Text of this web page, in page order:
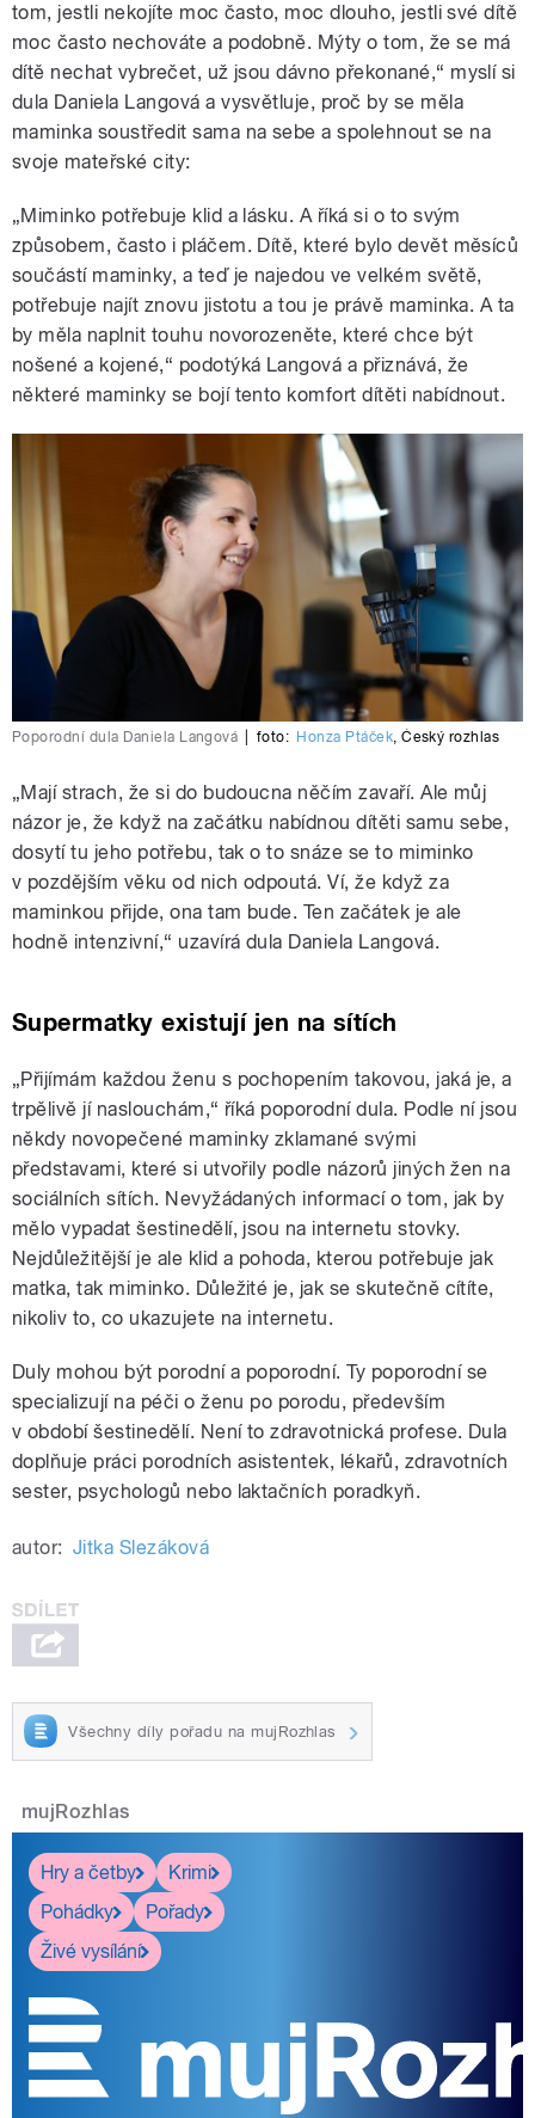
tom, jestli nekojíte moc často, moc dlouho, jestli své dítě
moc často nechováte a podobně. Mýty o tom, že se má
dítě nechat vybrečet, už jsou dávno překonané,“ myslí si
dula Daniela Langová a vysvětluje, proč by se měla
maminka soustředit sama na sebe a spolehnout se na
svoje mateřské city:
„Miminko potřebuje klid a lásku. A říká si o to svým
způsobem, často i pláčem. Dítě, které bylo devět měsíců
součástí maminky, a teď je najedou ve velkém světě,
potřebuje najít znovu jistotu a tou je právě maminka. A ta
by měla naplnit touhu novorozeněte, které chce být
nošené a kojené,“ podotýká Langová a přiznává, že
některé maminky se bojí tento komfort dítěti nabídnout.
Poporodní dula Daniela Langová foto: Honza Ptáček,Český rozhlas
„Mají strach, že si do budoucna něčím zavaří. Ale můj
názor je, že když na začátku nabídnou dítěti samu sebe,
dosytí tu jeho potřebu, tak o to snáze se to miminko
v pozdějším věku od nich odpoutá. Ví, že když za
maminkou přijde, ona tam bude. Ten začátek je ale
hodně intenzivní,“ uzavírá dula Daniela Langová.
Supermatky existují jen na sítích
„Přijímám každou ženu s pochopením takovou, jaká je, a
trpělivě jí naslouchám,“ říká poporodní dula. Podle ní jsou
někdy novopečené maminky zklamané svými
představami, které si utvořily podle názorů jiných žen na
sociálních sítích. Nevyžádaných informací o tom, jak by
mělo vypadat šestinedělí, jsou na internetu stovky.
Nejdůležitější je ale klid a pohoda, kterou potřebuje jak
matka, tak miminko. Důležité je, jak se skutečně cítíte,
nikoliv to, co ukazujete na internetu.
Duly mohou být porodní a poporodní. Ty poporodní se
specializují na péči o ženu po porodu, především
v období šestinedělí. Není to zdravotnická profese. Dula
doplňuje práci porodních asistentek, lékařů, zdravotních
sester, psychologů nebo laktačních poradkyň.
autor: Jitka Slezáková
Všechny díly pořadu na mujRozhlas
mujRozhlas
Hry a četby
Krimi
Pohádky
Pořady
Živé vysílání